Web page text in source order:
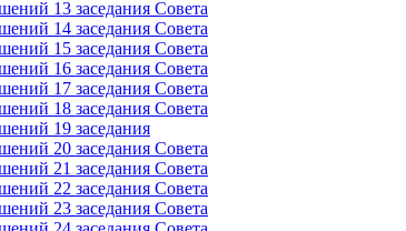
13 заседания Совета
14 заседания Совета
15 заседания Совета
16 заседания Совета
17 заседания Совета
18 заседания Совета
19 заседания
20 заседания Совета
21 заседания Совета
22 заседания Совета
23 заседания Совета